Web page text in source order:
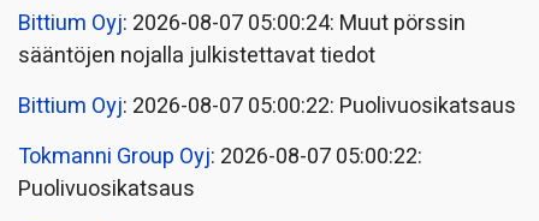
Bittium Oyj: 2026-08-07 05:00:24: Muut pörssin
sääntöjen nojalla julkistettavat tiedot
Bittium Oyj: 2026-08-07 05:00:22: Puolivuosikatsaus
Tokmanni Group Oyj: 2026-08-07 05:00:22:
Puolivuosikatsaus